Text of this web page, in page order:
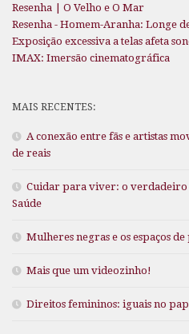
Resenha | O Velho e O Mar
Resenha - Homem-Aranha: Longe
Exposição excessiva a telas afeta
IMAX: Imersão cinematográfica
MAIS RECENTES:
A conexão entre fãs e artistas
de reais
Cuidar para viver: o verdadeiro
Saúde
Mulheres negras e os espaços
Mais que um videozinho!
Direitos femininos: iguais no